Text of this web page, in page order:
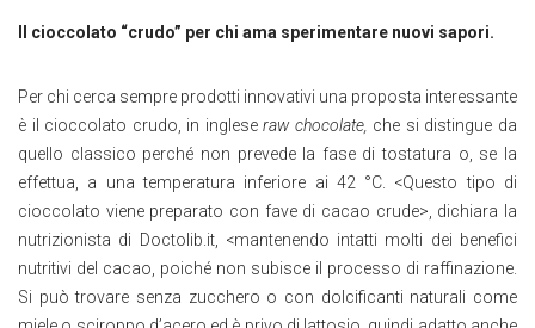
Il cioccolato “crudo” per chi ama sperimentare nuovi sapori.
Per chi cerca sempre prodotti innovativi una proposta interessante
è il cioccolato crudo, in ingleseraw chocolate, che si distingue da
quello classico perché non prevede la fase di tostatura o, se la
effettua, a una temperatura inferiore ai 42 °C. <Questo tipo di
cioccolato viene preparato con fave di cacao crude>, dichiara la
nutrizionista di Doctolib.it, <mantenendo intatti molti dei benefici
nutritivi del cacao, poiché non subisce il processo di raffinazione.
Si può trovare senza zucchero o con dolcificanti naturali come